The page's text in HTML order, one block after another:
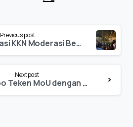
Previous post
Kemah Literasi KKN Moderasi Beragama IAIN Palopo: Mempererat Kerja Sama Melalui Permainan Seru
Next post
IAIN Palopo Teken MoU dengan UIN Sunan Gunung Djati Bandung